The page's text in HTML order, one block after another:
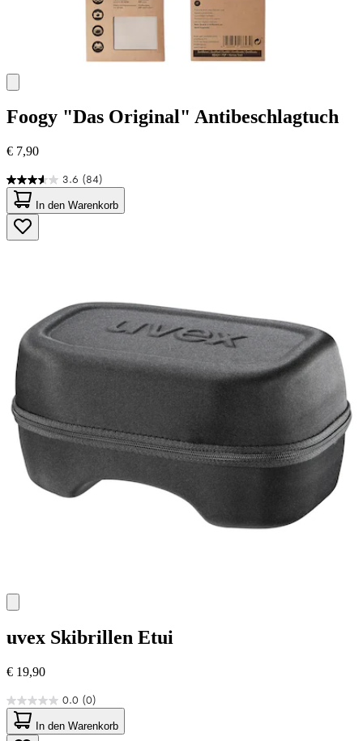
Foogy "Das Original" Antibeschlagtuch
€ 7,90
3.6 (84)
3.6
von
5
Sternen.
84
In den Warenkorb
uvex Skibrillen Etui
€ 19,90
0.0 (0)
0.0
von
5
In den Warenkorb